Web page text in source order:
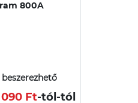
800A
Ft-tól-tól